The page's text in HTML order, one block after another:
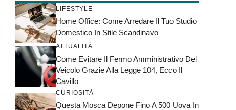
LIFESTYLE
Home Office: Come Arredare Il Tuo Studio
Domestico In Stile Scandinavo
ATTUALITÀ
Come Evitare Il Fermo Amministrativo Del
Veicolo Grazie Alla Legge 104, Ecco Il
Cavillo
CURIOSITÀ
Questa Mosca Depone Fino A 500 Uova In